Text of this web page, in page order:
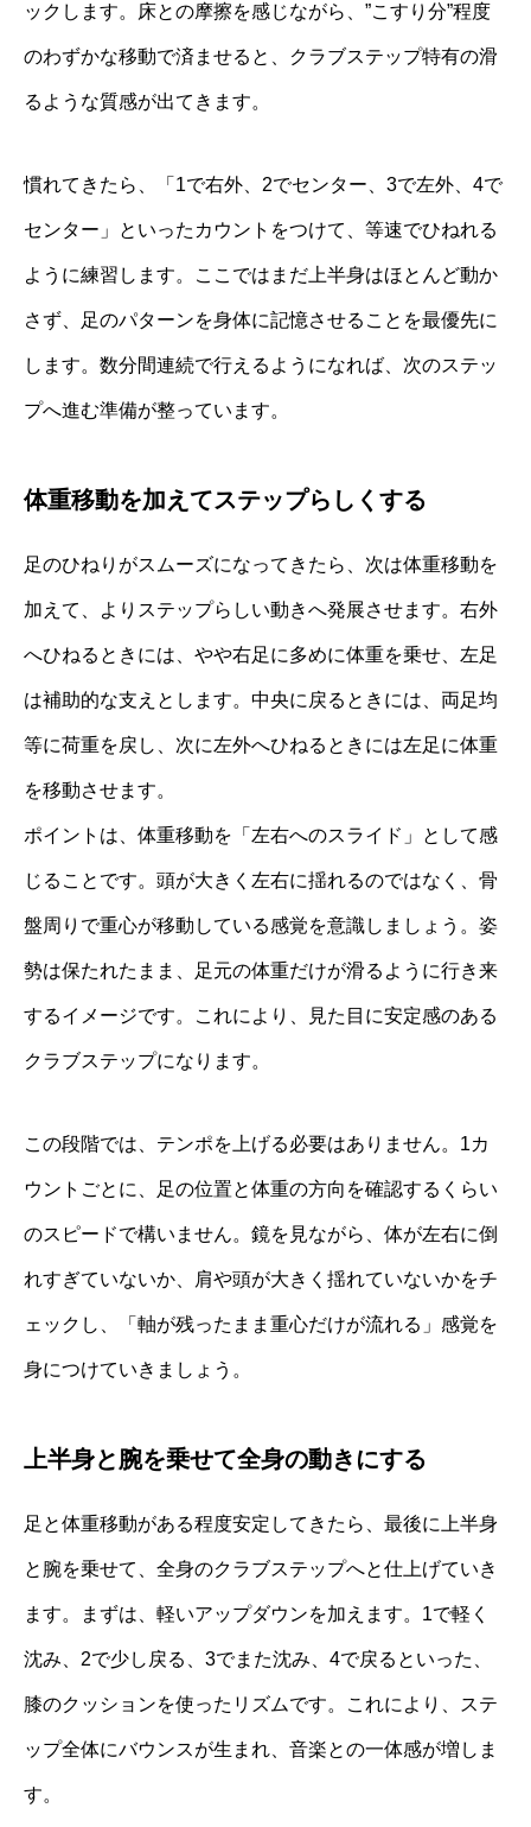
ックします。床との摩擦を感じながら、”こすり分”程度
のわずかな移動で済ませると、クラブステップ特有の滑
るような質感が出てきます。
慣れてきたら、「1で右外、2でセンター、3で左外、4で
センター」といったカウントをつけて、等速でひねれる
ように練習します。ここではまだ上半身はほとんど動か
さず、足のパターンを身体に記憶させることを最優先に
します。数分間連続で行えるようになれば、次のステッ
プへ進む準備が整っています。
体重移動を加えてステップらしくする
足のひねりがスムーズになってきたら、次は体重移動を
加えて、よりステップらしい動きへ発展させます。右外
へひねるときには、やや右足に多めに体重を乗せ、左足
は補助的な支えとします。中央に戻るときには、両足均
等に荷重を戻し、次に左外へひねるときには左足に体重
を移動させます。
ポイントは、体重移動を「左右へのスライド」として感
じることです。頭が大きく左右に揺れるのではなく、骨
盤周りで重心が移動している感覚を意識しましょう。姿
勢は保たれたまま、足元の体重だけが滑るように行き来
するイメージです。これにより、見た目に安定感のある
クラブステップになります。
この段階では、テンポを上げる必要はありません。1カ
ウントごとに、足の位置と体重の方向を確認するくらい
のスピードで構いません。鏡を見ながら、体が左右に倒
れすぎていないか、肩や頭が大きく揺れていないかをチ
ェックし、「軸が残ったまま重心だけが流れる」感覚を
身につけていきましょう。
上半身と腕を乗せて全身の動きにする
足と体重移動がある程度安定してきたら、最後に上半身
と腕を乗せて、全身のクラブステップへと仕上げていき
ます。まずは、軽いアップダウンを加えます。1で軽く
沈み、2で少し戻る、3でまた沈み、4で戻るといった、
膝のクッションを使ったリズムです。これにより、ステ
ップ全体にバウンスが生まれ、音楽との一体感が増しま
す。